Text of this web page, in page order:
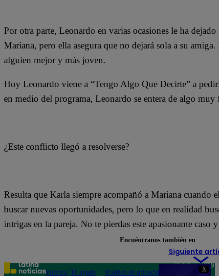
X
Por otra parte, Leonardo en varias ocasiones le ha
Mariana, pero ella asegura que no dejará sola a su
alguien mejor y más joven.
Hoy Leonardo viene a “Tengo Algo Que Decirte” a
en medio del programa, Leonardo se entera de algo muy
¿Este conflicto llegó a resolverse?
Resulta que Karla siempre acompañó a Mariana
buscar nuevas oportunidades, pero lo que en realidad
intrigas en la pareja. No te pierdas este apasionante
Siguiente
Encuéntranos también en
Política Te ayudo Política de privacidad
Teléfono: 219